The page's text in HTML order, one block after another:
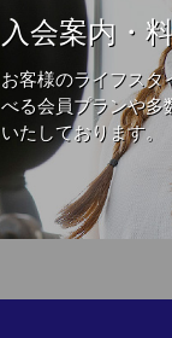
入会案内・
お客様のライフスタ
べる会員プランや多
いたしております。